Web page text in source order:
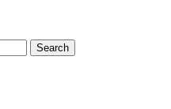
Search